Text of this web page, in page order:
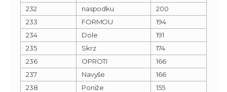
232
naspodku
200
233
FORMOU
194
234
Dole
191
235
Skrz
174
236
OPROTI
166
237
Navyše
166
238
Poniže
155